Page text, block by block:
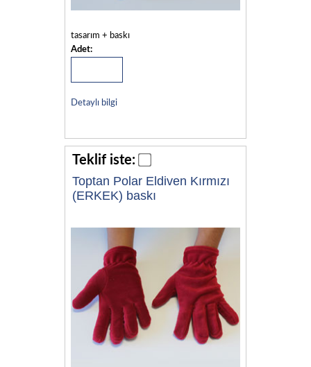
tasarım + baskı
Adet:
Detaylı bilgi
Teklif iste:
Toptan Polar Eldiven Kırmızı
(ERKEK) baskı